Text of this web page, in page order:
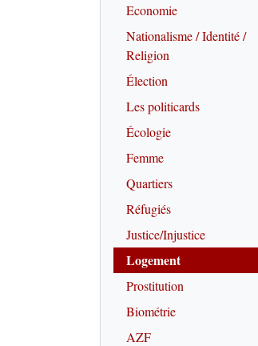
Economie
Nationalisme / Identité /
Religion
Élection
Les politicards
Écologie
Femme
Quartiers
Réfugiés
Justice/Injustice
Logement
Prostitution
Biométrie
AZF